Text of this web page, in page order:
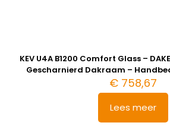
KEV U4A B1200 Comfort Glass –
Gescharnierd Dakraam –
€ 758,67
Lees meer